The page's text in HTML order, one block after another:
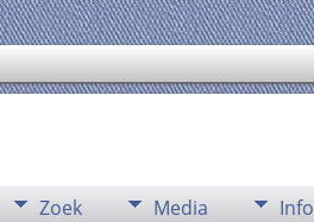
Zoek Media Info